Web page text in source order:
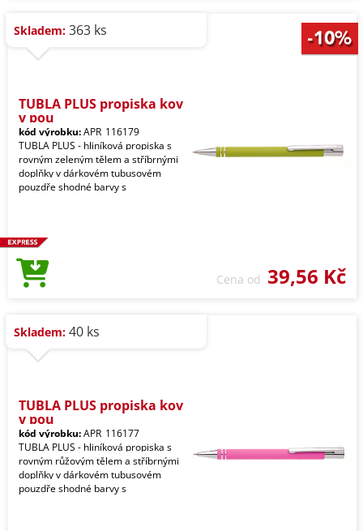
Skladem: 363 ks
TUBLA PLUS propiska kov
v pou
kód výrobku:APR_116179
TUBLA PLUS - hliníková propiska s
rovným zeleným tělem a stříbrnými
doplňky v dárkovém tubusovém
pouzdře shodné barvy s
Cena od 39,56 Kč
Skladem: 40 ks
TUBLA PLUS propiska kov
v pou
kód výrobku:APR_116177
TUBLA PLUS - hliníková propiska s
rovným růžovým tělem a stříbrnými
doplňky v dárkovém tubusovém
pouzdře shodné barvy s